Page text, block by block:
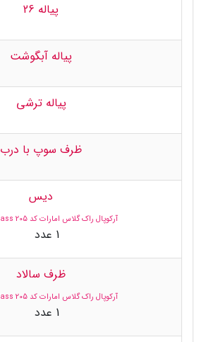
پیاله 26
پیاله آبگوشت
پیاله ترشی
ظرف سوپ با درب
دیس
آرکوپال راک گلاس امارات کد 205 RAK glass
1 عدد
ظرف سالاد
آرکوپال راک گلاس امارات کد 205 RAK glass
1 عدد